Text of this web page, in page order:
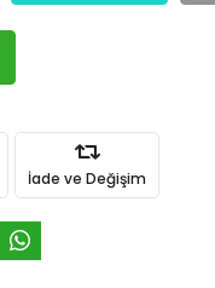
İade ve Değişim